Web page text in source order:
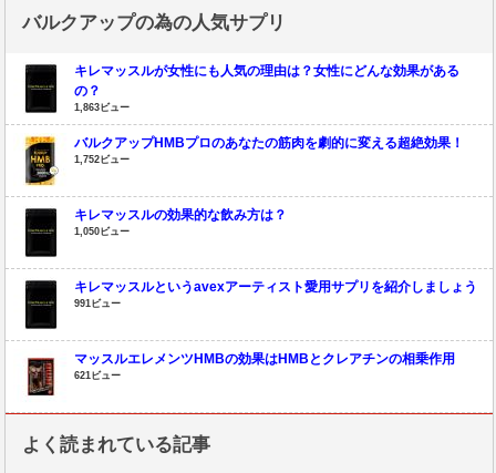
バルクアップの為の人気サプリ
キレマッスルが女性にも人気の理由は？女性にどんな効果がある
の？
1,863ビュー
バルクアップHMBプロのあなたの筋肉を劇的に変える超絶効果！
1,752ビュー
キレマッスルの効果的な飲み方は？
1,050ビュー
キレマッスルというavexアーティスト愛用サプリを紹介しましょう
991ビュー
マッスルエレメンツHMBの効果はHMBとクレアチンの相乗作用
621ビュー
よく読まれている記事